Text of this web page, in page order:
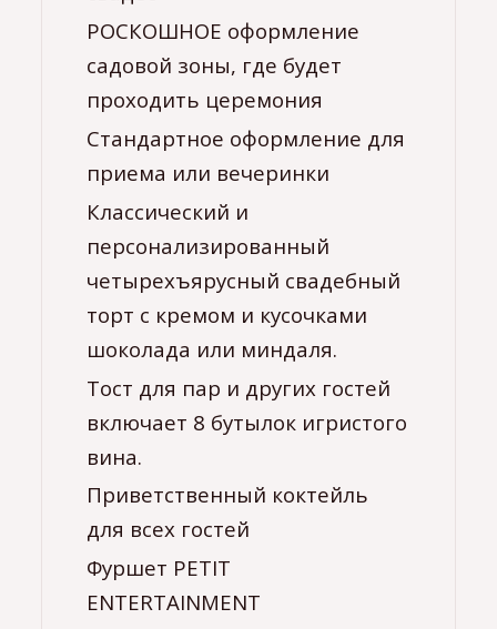
РОСКОШНОЕ оформление
садовой зоны, где будет
проходить церемония
Стандартное оформление для
приема или вечеринки
Классический и
персонализированный
четырехъярусный свадебный
торт с кремом и кусочками
шоколада или миндаля.
Тост для пар и других гостей
включает 8 бутылок игристого
вина.
Приветственный коктейль
для всех гостей
Фуршет PETIT
ENTERTAINMENT